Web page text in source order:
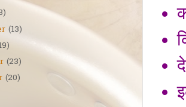
(13)
(23)
(20)